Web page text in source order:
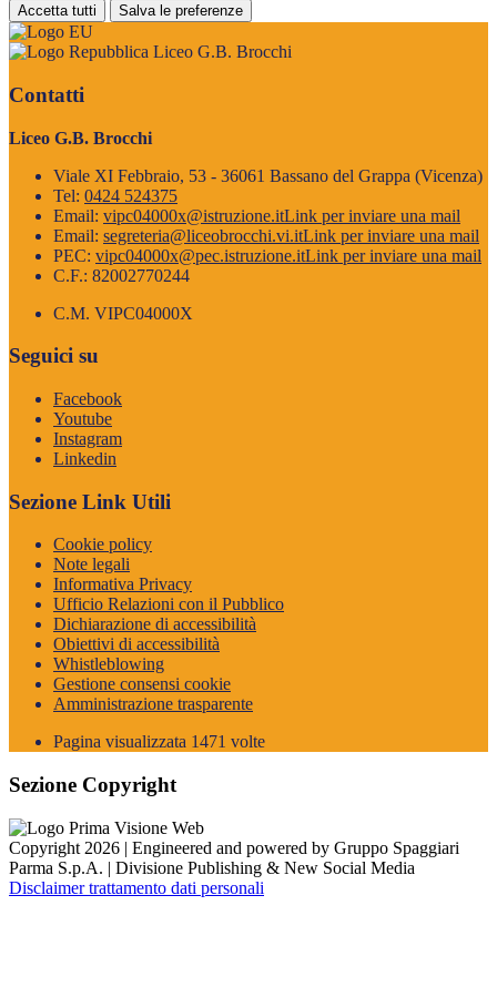
Accetta tutti Salva le preferenze
Liceo G.B. Brocchi
Contatti
Liceo G.B. Brocchi
Viale XI Febbraio, 53 - 36061 Bassano del Grappa (Vicenza)
Tel: 0424 524375
Email: vipc04000x@istruzione.itLink per inviare una mail
Email: segreteria@liceobrocchi.vi.itLink per inviare una mail
PEC: vipc04000x@pec.istruzione.itLink per inviare una mail
C.F.: 82002770244
C.M. VIPC04000X
Seguici su
Facebook
Youtube
Instagram
Linkedin
Sezione Link Utili
Cookie policy
Note legali
Informativa Privacy
Ufficio Relazioni con il Pubblico
Dichiarazione di accessibilità
Obiettivi di accessibilità
Whistleblowing
Gestione consensi cookie
Amministrazione trasparente
Pagina visualizzata 1471 volte
Sezione Copyright
Copyright 2026 | Engineered and powered by Gruppo Spaggiari
Parma S.p.A. | Divisione Publishing & New Social Media
Disclaimer trattamento dati personali